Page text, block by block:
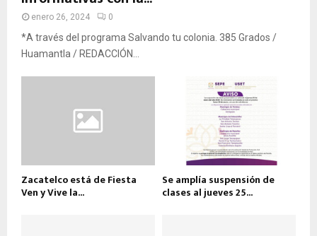
enero 26, 2024 0
*A través del programa Salvando tu colonia. 385 Grados /
Huamantla / REDACCIÓN...
Zacatelco está de Fiesta
Ven y Vive la...
Se amplía suspensión de
clases al jueves 25...